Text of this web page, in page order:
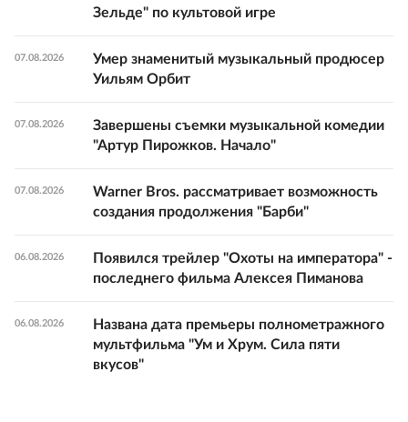
Зельде" по культовой игре
07.08.2026
Умер знаменитый музыкальный продюсер
Уильям Орбит
07.08.2026
Завершены съемки музыкальной комедии
"Артур Пирожков. Начало"
07.08.2026
Warner Bros. рассматривает возможность
создания продолжения "Барби"
06.08.2026
Появился трейлер "Охоты на императора" -
последнего фильма Алексея Пиманова
06.08.2026
Названа дата премьеры полнометражного
мультфильма "Ум и Хрум. Сила пяти
вкусов"